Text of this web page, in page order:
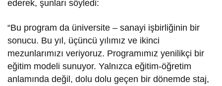
ederek, şunları söyledi:
“Bu program da üniversite – sanayi işbirliğinin bir
sonucu. Bu yıl, üçüncü yılımız ve ikinci
mezunlarımızı veriyoruz. Programımız yenilikçi bir
eğitim modeli sunuyor. Yalnızca eğitim-öğretim
anlamında değil, dolu dolu geçen bir dönemde staj,